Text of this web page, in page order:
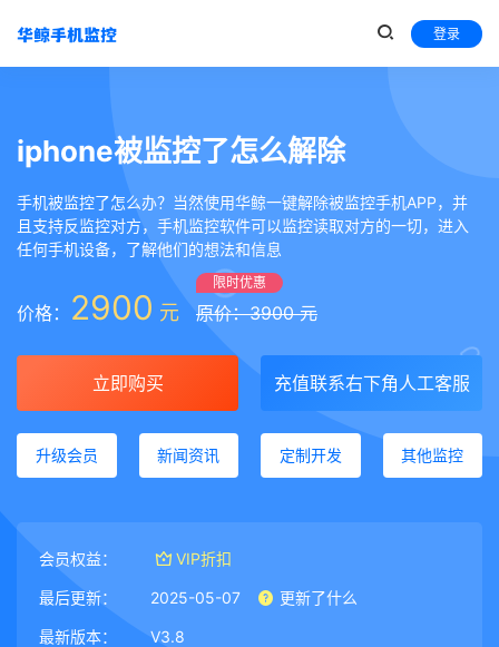
登录
iphone被监控了怎么解除
手机被监控了怎么办？当然使用华鲸一键解除被监控手机APP，并
且支持反监控对方，手机监控软件可以监控读取对方的一切，进入
任何手机设备，了解他们的想法和信息
价格： 2900 元
限时优惠
原价：3900 元
立即购买 充值联系右下角人工客服
升级会员 新闻资讯 定制开发 其他监控
会员权益： VIP折扣
最后更新： 2025-05-07 更新了什么
最新版本： V3.8